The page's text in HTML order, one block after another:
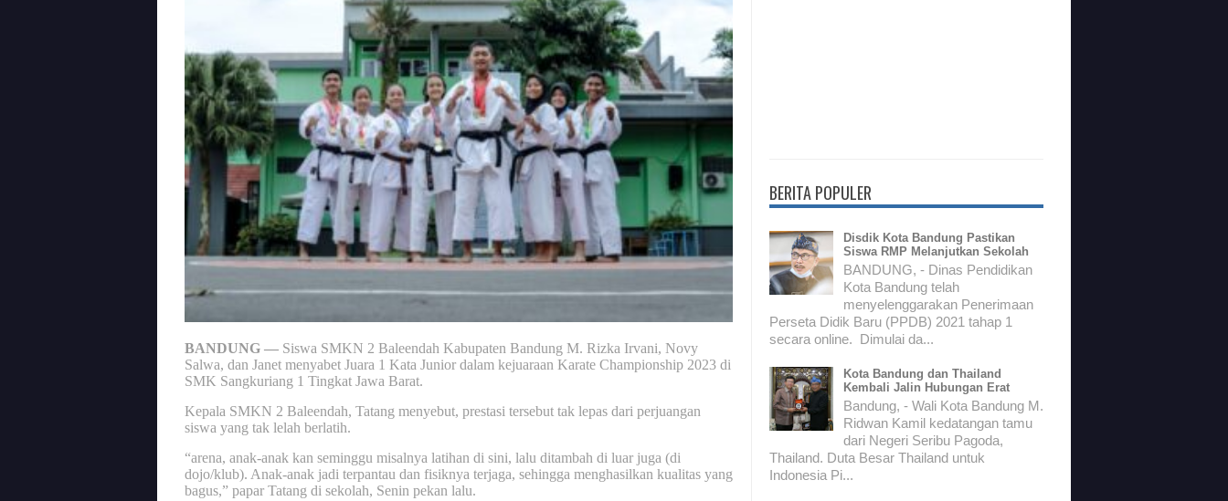
BANDUNG — Siswa SMKN 2 Baleendah Kabupaten Bandung M. Rizka Irvani, Novy
Salwa, dan Janet menyabet Juara 1 Kata Junior dalam kejuaraan Karate Championship 2023 di
SMK Sangkuriang 1 Tingkat Jawa Barat.
Kepala SMKN 2 Baleendah, Tatang menyebut, prestasi tersebut tak lepas dari perjuangan
siswa yang tak lelah berlatih.
“arena, anak-anak kan seminggu misalnya latihan di sini, lalu ditambah di luar juga (di
dojo/klub). Anak-anak jadi terpantau dan fisiknya terjaga, sehingga menghasilkan kualitas yang
bagus,” papar Tatang di sekolah, Senin pekan lalu.
BERITA POPULER
Disdik Kota Bandung Pastikan
Siswa RMP Melanjutkan Sekolah
BANDUNG, - Dinas Pendidikan
Kota Bandung telah
menyelenggarakan Penerimaan
Perseta Didik Baru (PPDB) 2021 tahap 1
secara online. Dimulai da...
Kota Bandung dan Thailand
Kembali Jalin Hubungan Erat
Bandung, - Wali Kota Bandung M.
Ridwan Kamil kedatangan tamu
dari Negeri Seribu Pagoda,
Thailand. Duta Besar Thailand untuk
Indonesia Pi...